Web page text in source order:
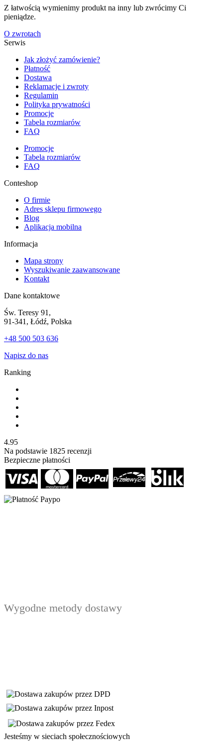
Z łatwością wymienimy produkt na inny lub zwrócimy Ci
pieniądze.
O zwrotach
Serwis
Jak złożyć zamówienie?
Płatność
Dostawa
Reklamacje i zwroty
Regulamin
Polityka prywatności
Promocje
Tabela rozmiarów
FAQ
Promocje
Tabela rozmiarów
FAQ
Conteshop
O firmie
Adres sklepu firmowego
Blog
Aplikacja mobilna
Informacja
Mapa strony
Wyszukiwanie zaawansowane
Kontakt
Dane kontaktowe
Św. Teresy 91,
91-341, Łódź, Polska
+48 500 503 636
Napisz do nas
Ranking
4.95
Na podstawie 1825 recenzji
Bezpieczne płatności
Wygodne metody dostawy
Jesteśmy w sieciach społecznościowych